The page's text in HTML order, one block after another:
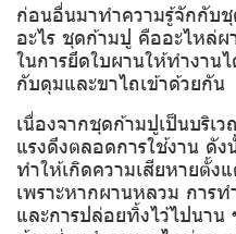
ก่อนอื่นมาทำความรู้จักกับ
อะไร ชุดก้ามปู คืออะไหล่
ในการยึดใบผานให้ทำงาน
กับดุมและขาไถเข้าด้วยกัน
เนื่องจากชุดก้ามปูเป็นบริเ
แรงดึงตลอดการใช้งาน ดั
ทำให้เกิดความเสียหายตั้ง
เพราะหากผานหลวม การ
และการปล่อยทิ้งไว้ไปนา